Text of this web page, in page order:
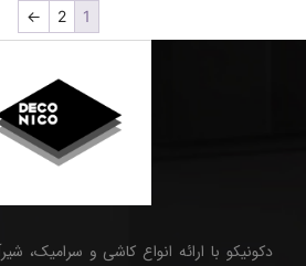
1
2
←
دکونیکو با ارائه انواع کاشی و سرامیک،